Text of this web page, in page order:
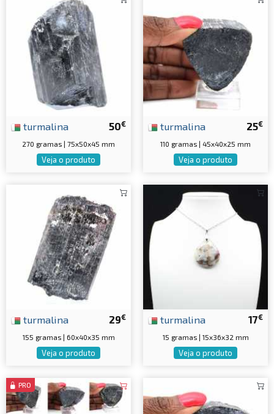
50€
turmalina
270 gramas | 75x50x45 mm
Veja o produto
25€
turmalina
110 gramas | 45x40x25 mm
Veja o produto
29€
turmalina
155 gramas | 60x40x35 mm
Veja o produto
17€
turmalina
15 gramas | 15x36x32 mm
Veja o produto
PRO